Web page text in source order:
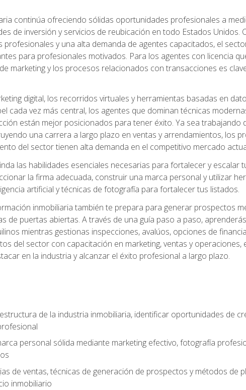
continúa ofreciendo sólidas oportunidades profesionales a
de inversión y servicios de reubicación en todo Estados Unidos.
profesionales y una alta demanda de agentes capacitados, el
para profesionales motivados. Para los agentes con licencia
marketing y los procesos relacionados con transacciones es
digital, los recorridos virtuales y herramientas basadas en
cada vez más central, los agentes que dominan técnicas
están mejor posicionados para tener éxito. Ya sea trabajando
una carrera a largo plazo en ventas y arrendamientos, los
del sector tienen alta demanda en el competitivo mercado
las habilidades esenciales necesarias para fortalecer y escalar
la firma adecuada, construir una marca personal y utilizar
artificial y técnicas de fotografía para fortalecer tus listados.
inmobiliaria también te prepara para generar prospectos
de puertas abiertas. A través de una guía paso a paso,
mientras gestionas inspecciones, avalúos, opciones de
del sector con capacitación en marketing, ventas y
en la industria y alcanzar el éxito profesional a largo plazo.
de la industria inmobiliaria, identificar oportunidades de
personal sólida mediante marketing efectivo, fotografía
de ventas, técnicas de generación de prospectos y métodos de
inmobiliario